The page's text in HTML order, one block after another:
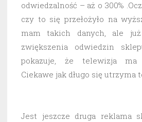
odwiedzalność – aż o 300%
czy to się przełożyło na
mam takich danych, ale
zwiększenia odwiedzin
pokazuje, że telewizja ma
Ciekawe jak długo się utrzyma
Jest jeszcze druga reklama